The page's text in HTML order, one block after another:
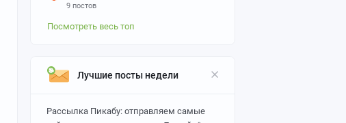
9 постов
Посмотреть весь топ
Лучшие посты недели
Рассылка Пикабу: отправляем самые